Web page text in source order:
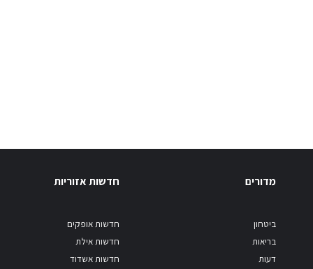
מדורים
ביטחון
בריאות
דעות
חדשות אזוריות
חדשות אופקים
חדשות אילת
חדשות אשדוד